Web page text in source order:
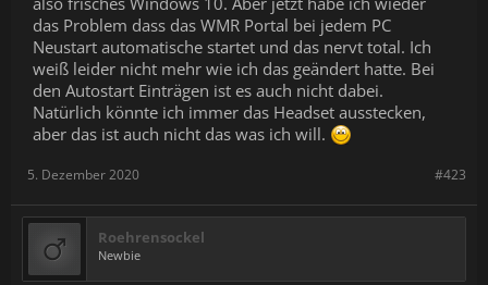
das Problem dass das WMR Portal bei jedem PC
Neustart automatische startet und das nervt total. Ich
weiß leider nicht mehr wie ich das geändert hatte. Bei
den Autostart Einträgen ist es auch nicht dabei.
Natürlich könnte ich immer das Headset ausstecken,
aber das ist auch nicht das was ich will.
#423
5. Dezember 2020
Roehrensockel
Newbie